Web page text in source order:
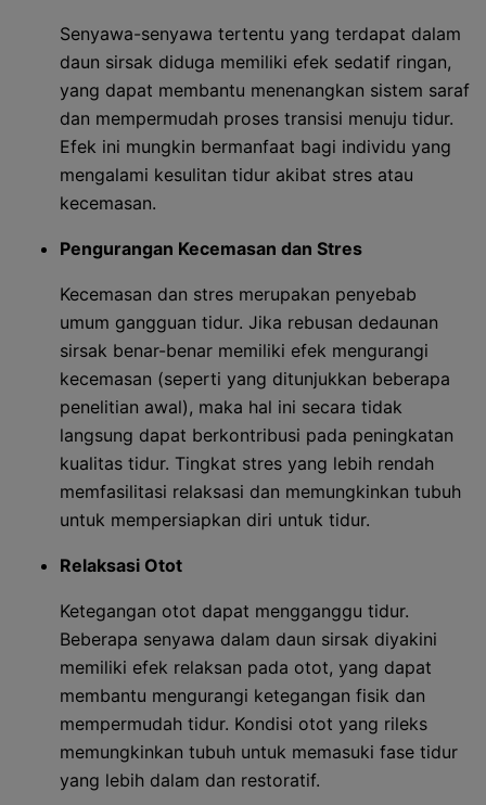
Senyawa-senyawa tertentu yang terdapat dalam
daun sirsak diduga memiliki efek sedatif ringan,
yang dapat membantu menenangkan sistem saraf
dan mempermudah proses transisi menuju tidur.
Efek ini mungkin bermanfaat bagi individu yang
mengalami kesulitan tidur akibat stres atau
kecemasan.
Pengurangan Kecemasan dan Stres
Kecemasan dan stres merupakan penyebab
umum gangguan tidur. Jika rebusan dedaunan
sirsak benar-benar memiliki efek mengurangi
kecemasan (seperti yang ditunjukkan beberapa
penelitian awal), maka hal ini secara tidak
langsung dapat berkontribusi pada peningkatan
kualitas tidur. Tingkat stres yang lebih rendah
memfasilitasi relaksasi dan memungkinkan tubuh
untuk mempersiapkan diri untuk tidur.
Relaksasi Otot
Ketegangan otot dapat mengganggu tidur.
Beberapa senyawa dalam daun sirsak diyakini
memiliki efek relaksan pada otot, yang dapat
membantu mengurangi ketegangan fisik dan
mempermudah tidur. Kondisi otot yang rileks
memungkinkan tubuh untuk memasuki fase tidur
yang lebih dalam dan restoratif.